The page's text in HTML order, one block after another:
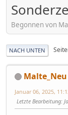
Begonnen von
NACH UNTEN
Malte_Neu
Januar 06, 2025,
Letzte Bearbeitung: